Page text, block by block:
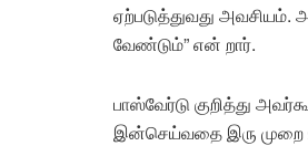
ஏற்படுத்துவது
வேண்டும்” என் றார்.
பாஸ்வேர்டு குறித்து
இன்செய்வதை இரு முறை